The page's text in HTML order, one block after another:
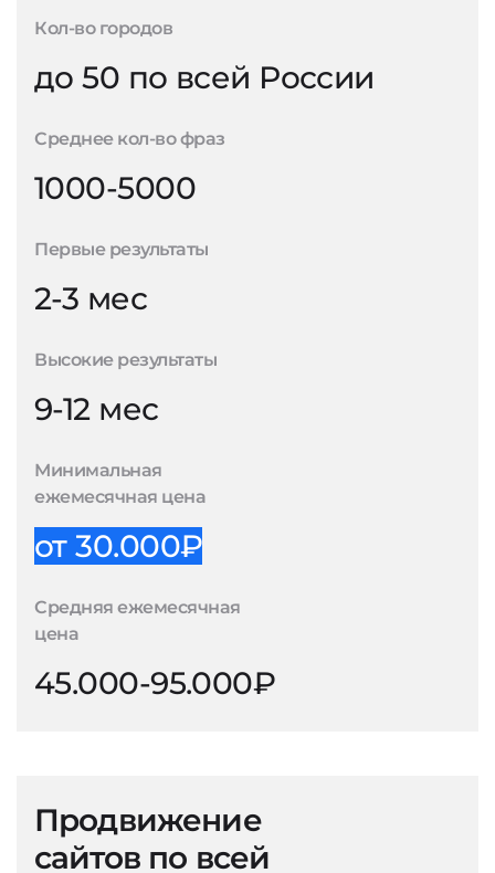
Кол-во городов
до 50 по всей России
Среднее кол-во фраз
1000-5000
Первые результаты
2-3 мес
Высокие результаты
9-12 мес
Минимальная
ежемесячная цена
от 30.000₽
Средняя ежемесячная
цена
45.000-95.000₽
Продвижение
сайтов по всей